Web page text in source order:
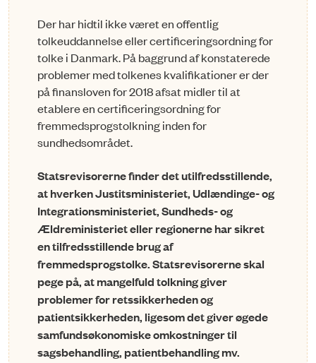
Der har hidtil ikke været en offentlig
tolkeuddannelse eller certificeringsordning for
tolke i Danmark. På baggrund af konstaterede
problemer med tolkenes kvalifikationer er der
på finansloven for 2018 afsat midler til at
etablere en certificerings­ordning for
fremmedsprogs­tolkning inden for
sundhedsområdet.
Statsrevisorerne finder det utilfredsstillende,
at hverken Justitsministeriet, Udlændinge-­ og
Integrationsministeriet, Sundheds- og
Ældreministeriet eller regionerne har sikret
en tilfredsstillende brug af
fremmedsprogstolke. Statsrevisorer­ne skal
pege på, at mangelfuld tolkning giver
problemer for retssikker­heden og
patientsikkerheden, ligesom det giver øgede
samfundsøkonomiske omkostninger til
sagsbehandling, patientbehandling mv.